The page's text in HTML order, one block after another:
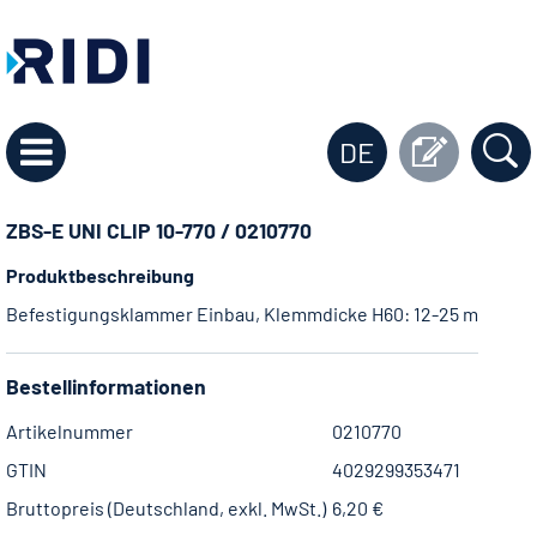
DE
ZBS-E UNI CLIP 10-770 / 0210770
Produktbeschreibung
Befestigungsklammer Einbau, Klemmdicke H60: 12-25 mm,
Bestellinformationen
Artikelnummer
0210770
GTIN
4029299353471
Bruttopreis (Deutschland, exkl. MwSt.) 6,20 €